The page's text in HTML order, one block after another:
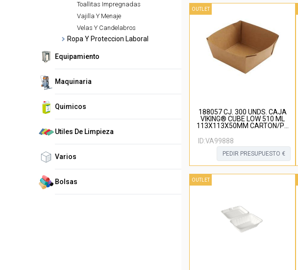
Toallitas Impregnadas
Vajilla Y Menaje
Velas Y Candelabros
Ropa Y Proteccion Laboral
Equipamiento
Maquinaria
Quimicos
Utiles De Limpieza
Varios
Bolsas
OUTLET
188057 CJ. 300 UNDS. CAJA
VIKING® CUBE LOW 510 ML
113X113X50MM CARTON/PE
ID:VA99888
PEDIR PRESUPUESTO €
OUTLET